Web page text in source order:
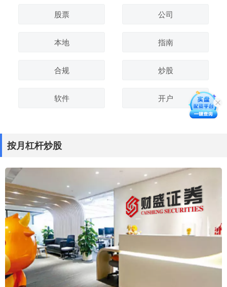
股票 公司
本地 指南
合规 炒股
软件 开户
按月杠杆炒股